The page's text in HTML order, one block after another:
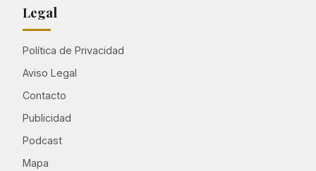
Legal
Política de Privacidad
Aviso Legal
Contacto
Publicidad
Podcast
Mapa